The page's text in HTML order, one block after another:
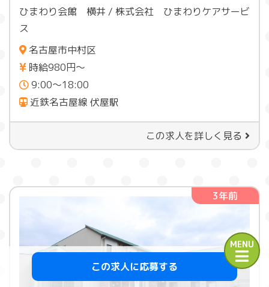
MENU
ひまわり会館 横井 / 株式会社 ひまわりケアサービ
ス
名古屋市中村区
時給980円〜
9:00～18:00
近鉄名古屋線 伏屋駅
この求人を詳しく見る
3年前
この求人に応募する